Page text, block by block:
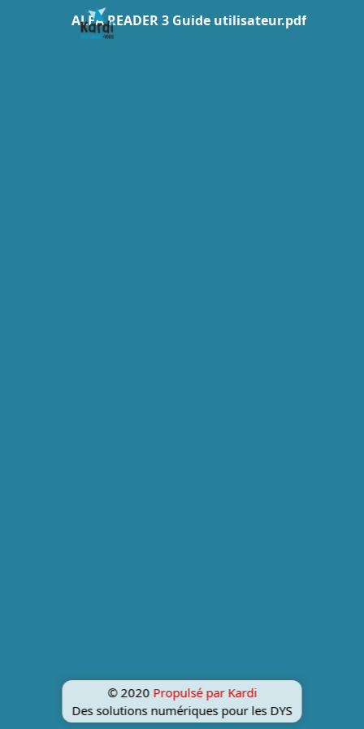
ALFA READER 3 Guide utilisateur.pdf
© 2020 Propulsé par Kardi
Des solutions numériques pour les DYS